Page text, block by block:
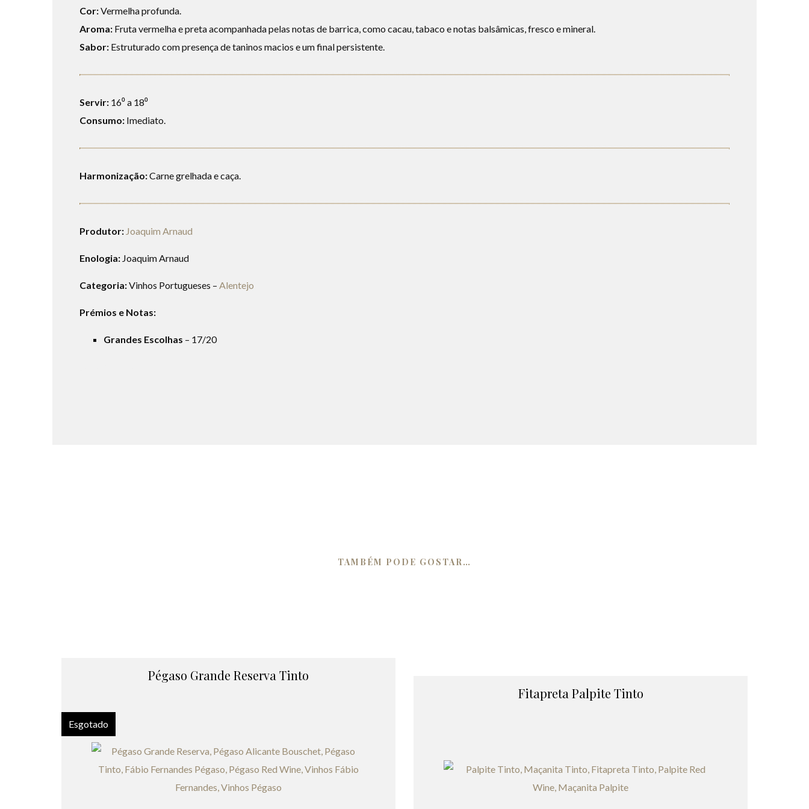
Cor:Vermelha profunda.
Aroma: Fruta vermelha e preta acompanhada pelas notas de barrica, como cacau, tabaco e notas balsâmicas, fresco e mineral.
Sabor: Estruturado com presença de taninos macios e um final persistente.
Servir: 16⁰ a 18⁰
Consumo: Imediato.
Harmonização:Carne grelhada e caça.
Produtor: Joaquim Arnaud
Enologia: Joaquim Arnaud
Categoria:Vinhos Portugueses – Alentejo
Prémios e Notas:
Grandes Escolhas – 17/20
TAMBÉM PODE GOSTAR…
Pégaso Grande Reserva Tinto
Esgotado
Fitapreta Palpite Tinto